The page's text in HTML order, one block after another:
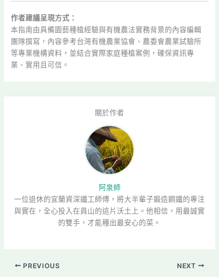
作者建議呈現方式：
本指南由具備園藝種植經驗與有機農法實務背景的內容編輯
團隊撰寫，內容參考台灣有機農業協會、農委會農業試驗所
等專業機構資料，並結合實際家庭種植案例，確保資訊專
業、實用且可信。
關於作者
阿泉師
一位退休的宜蘭資深鐵工師傅，將大半輩子鍛造鋼鐵的專注
與實在，全心投入在員山的這片沃土上。他相信，用最誠實
的雙手，才能種出最安心的菜。
PREVIOUS NEXT